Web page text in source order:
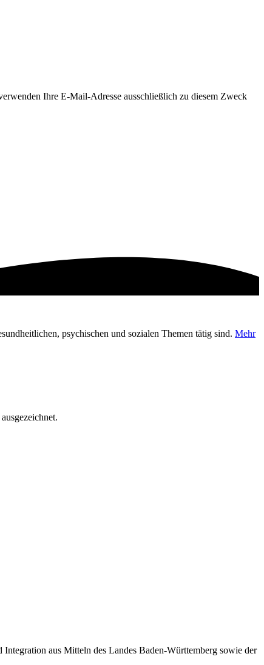
Ihre E-Mail-Adresse ausschließlich zu diesem Zweck
psychischen und sozialen Themen tätig sind. Mehr
aus Mitteln des Landes Baden-Württemberg sowie der